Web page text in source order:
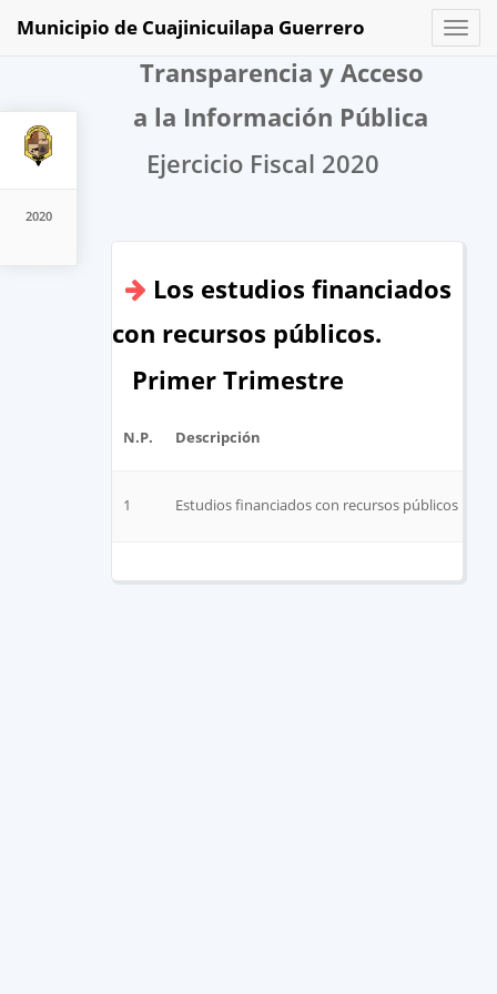
2020
Toggle
Municipio de Cuajinicuilapa Guerrero
Transparencia y Acceso
a la Información Pública
Ejercicio Fiscal 2020
Los estudios financiados
con recursos públicos.
Primer Trimestre
N.P. Descripción
1 Estudios financiados con recursos públicos